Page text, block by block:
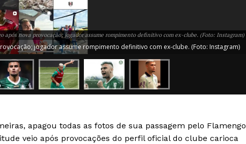
MAIS
Anuncie
Contato
Transparência Editorial
Termos de Serviços
RSS
após nova provocação; jogador assume rompimento definitivo com ex-clube. (Foto: Instagram)
jogador assume rompimento definitivo com ex-clube. (Foto: Instagram)
apagou todas as fotos de sua passagem pelo Flamengo
veio após provocações do perfil oficial do clube carioca